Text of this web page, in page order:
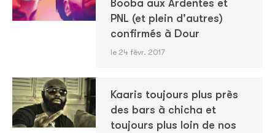
Booba aux Ardentes et
PNL (et plein d'autres)
confirmés à Dour
le 24 févr. 2017
Kaaris toujours plus près
des bars à chicha et
toujours plus loin de nos